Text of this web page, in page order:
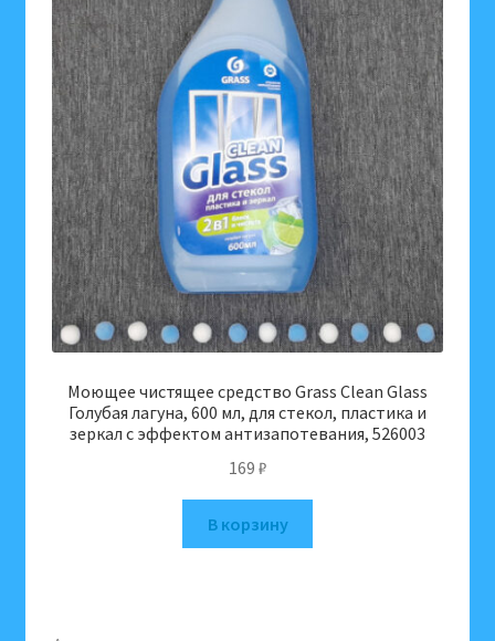
Моющее чистящее средство Grass Clean Glass
Голубая лагуна, 600 мл, для стекол, пластика и
зеркал с эффектом антизапотевания, 526003
169 ₽
В корзину